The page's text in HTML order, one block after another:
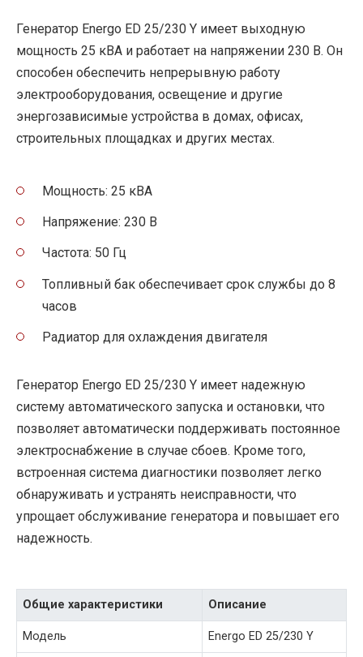
Генератор Energo ED 25/230 Y имеет выходную
мощность 25 кВА и работает на напряжении 230 В. Он
способен обеспечить непрерывную работу
электрооборудования, освещение и другие
энергозависимые устройства в домах, офисах,
строительных площадках и других местах.
Мощность: 25 кВА
Напряжение: 230 В
Частота: 50 Гц
Топливный бак обеспечивает срок службы до 8
часов
Радиатор для охлаждения двигателя
Генератор Energo ED 25/230 Y имеет надежную
систему автоматического запуска и остановки, что
позволяет автоматически поддерживать постоянное
электроснабжение в случае сбоев. Кроме того,
встроенная система диагностики позволяет легко
обнаруживать и устранять неисправности, что
упрощает обслуживание генератора и повышает его
надежность.
Общие характеристики Описание
Модель Energo ED 25/230 Y